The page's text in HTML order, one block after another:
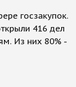
госзакупок.
416 дел
Из них 80% -